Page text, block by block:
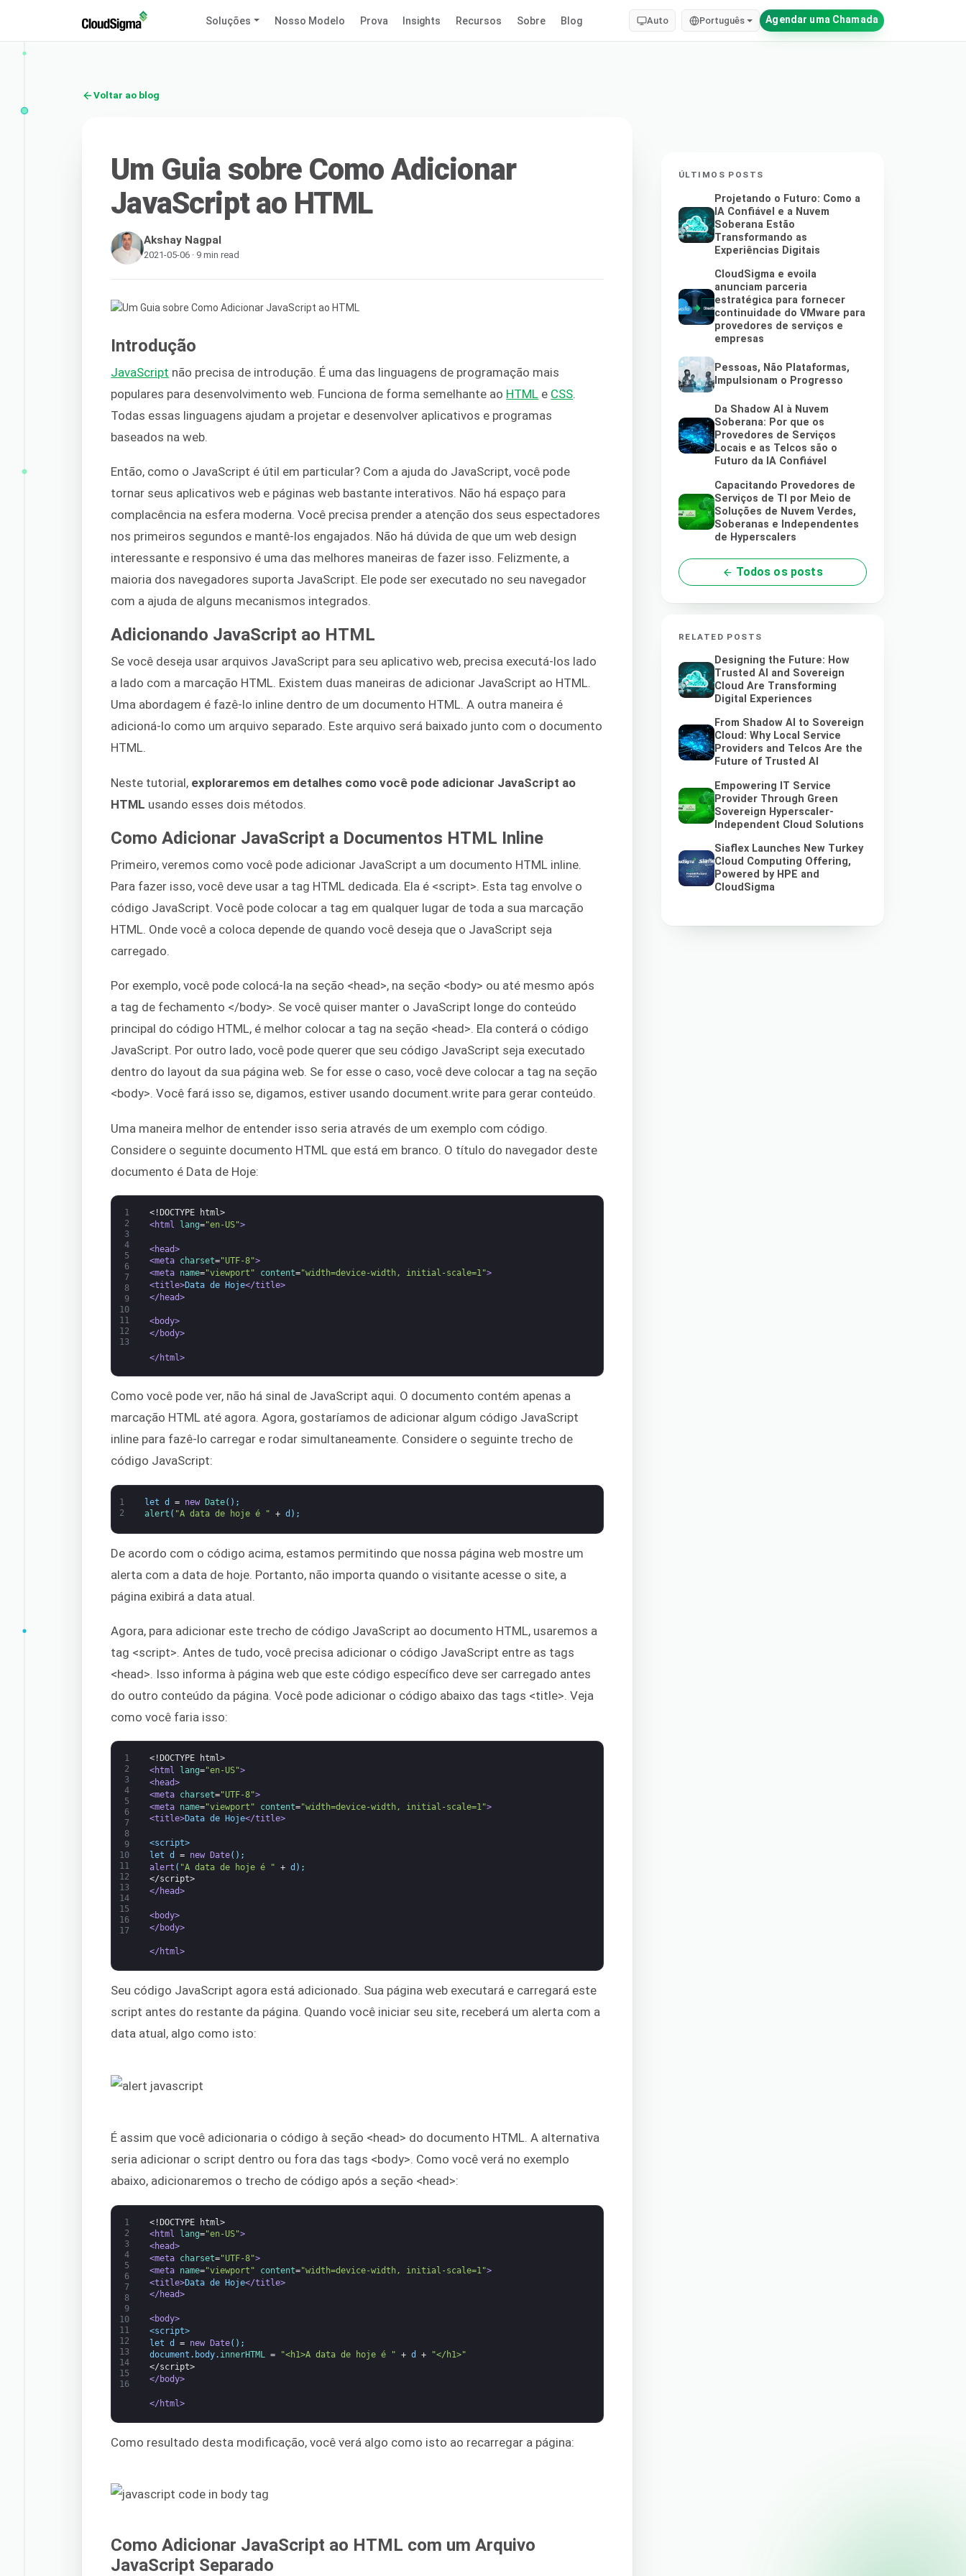
Soluções Nosso Modelo Prova Insights Recursos Sobre Blog Auto Português Agendar uma Chamada
Voltar ao blog
Um Guia sobre Como Adicionar
JavaScript ao HTML
Akshay Nagpal
2021-05-06 · 9 min read
Introdução
JavaScript não precisa de introdução. É uma das linguagens de programação mais
populares para desenvolvimento web. Funciona de forma semelhante ao HTML e CSS
Todas essas linguagens ajudam a projetar e desenvolver aplicativos e programas
baseados na web.
Então, como o JavaScript é útil em particular? Com a ajuda do JavaScript, você pode
tornar seus aplicativos web e páginas web bastante interativos. Não há espaço para
complacência na esfera moderna. Você precisa prender a atenção dos seus espectadores
nos primeiros segundos e mantê-los engajados. Não há dúvida de que um web design
interessante e responsivo é uma das melhores maneiras de fazer isso. Felizmente, a
maioria dos navegadores suporta JavaScript. Ele pode ser executado no seu navegador
com a ajuda de alguns mecanismos integrados.
Adicionando JavaScript ao HTML
Se você deseja usar arquivos JavaScript para seu aplicativo web, precisa executá-los lado
a lado com a marcação HTML. Existem duas maneiras de adicionar JavaScript ao HTML.
Uma abordagem é fazê-lo inline dentro de um documento HTML. A outra maneira é
adicioná-lo como um arquivo separado. Este arquivo será baixado junto com o documento
HTML.
Neste tutorial, exploraremos em detalhes como você pode adicionar JavaScript ao
HTML usando esses dois métodos.
Como Adicionar JavaScript a Documentos HTML Inline
Primeiro, veremos como você pode adicionar JavaScript a um documento HTML inline.
Para fazer isso, você deve usar a tag HTML dedicada. Ela é <script>. Esta tag envolve o
código JavaScript. Você pode colocar a tag em qualquer lugar de toda a sua marcação
HTML. Onde você a coloca depende de quando você deseja que o JavaScript seja
carregado.
Por exemplo, você pode colocá-la na seção <head>, na seção <body> ou até mesmo após
a tag de fechamento </body>. Se você quiser manter o JavaScript longe do conteúdo
principal do código HTML, é melhor colocar a tag na seção <head>. Ela conterá o código
JavaScript. Por outro lado, você pode querer que seu código JavaScript seja executado
dentro do layout da sua página web. Se for esse o caso, você deve colocar a tag na seção
<body>. Você fará isso se, digamos, estiver usando document.write para gerar conteúdo.
Uma maneira melhor de entender isso seria através de um exemplo com código.
Considere o seguinte documento HTML que está em branco. O título do navegador deste
documento é Data de Hoje:
1
2
3
4
5
6
7
8
9
10
11
12
13
<!DOCTYPE html>
<html
lang="en-US">
<head>
<meta charset="UTF-8">
<meta name="viewport" content="width=device-width, initial-scale=1">
<title>Data de Hoje</title>
</head>
<body>
</body>
</html>
Como você pode ver, não há sinal de JavaScript aqui. O documento contém apenas a
marcação HTML até agora. Agora, gostaríamos de adicionar algum código JavaScript
inline para fazê-lo carregar e rodar simultaneamente. Considere o seguinte trecho de
código JavaScript:
1
2
let d = new Date( ) ;
alert ( "A data de hoje é " + d ) ;
De acordo com o código acima, estamos permitindo que nossa página web mostre um
alerta com a data de hoje. Portanto, não importa quando o visitante acesse o site, a
página exibirá a data atual.
Agora, para adicionar este trecho de código JavaScript ao documento HTML, usaremos a
tag <script>. Antes de tudo, você precisa adicionar o código JavaScript entre as tags
<head>. Isso informa à página web que este código específico deve ser carregado antes
do outro conteúdo da página. Você pode adicionar o código abaixo das tags <title>. Veja
como você faria isso:
1
2
3
4
5
6
7
8
9
10
11
12
13
14
15
16
17
<!DOCTYPE html>
<html
lang="en-US">
<head>
<meta charset="UTF-8">
<meta name="viewport" content="width=device-width, initial-scale=1">
<title>Data de Hoje</title>
<script>
let d = new Date( ) ;
alert ( "A data de hoje é " + d ) ;
</script>
</head>
<body>
</body>
</html>
Seu código JavaScript agora está adicionado. Sua página web executará e carregará este
script antes do restante da página. Quando você iniciar seu site, receberá um alerta com a
data atual, algo como isto:
É assim que você adicionaria o código à seção <head> do documento HTML. A alternativa
seria adicionar o script dentro ou fora das tags <body>. Como você verá no exemplo
abaixo, adicionaremos o trecho de código após a seção <head>:
1
2
3
4
5
6
7
8
9
10
11
12
13
14
15
16
<!DOCTYPE html>
<html
lang="en-US">
<head>
<meta charset="UTF-8">
<meta name="viewport" content="width=device-width, initial-scale=1">
<title>Data de Hoje</title>
</head>
<body>
<script>
let d = new Date( ) ;
document . body. innerHTML = "<h1>A data de hoje é " + d +
"</h1>"
</script>
</body>
</html>
Como resultado desta modificação, você verá algo como isto ao recarregar a página:
Como Adicionar JavaScript ao HTML com um Arquivo
JavaScript Separado
ÚLTIMOS POSTS
Projetando o Futuro: Como a
IA Confiável e a Nuvem
Soberana Estão
Transformando as
Experiências Digitais
CloudSigma e evoila
anunciam parceria
estratégica para fornecer
continuidade do VMware para
provedores de serviços e
empresas
Pessoas, Não Plataformas,
Impulsionam o Progresso
Da Shadow AI à Nuvem
Soberana: Por que os
Provedores de Serviços
Locais e as Telcos são o
Futuro da IA Confiável
Capacitando Provedores de
Serviços de TI por Meio de
Soluções de Nuvem Verdes,
Soberanas e Independentes
de Hyperscalers
Todos os posts
RELATED POSTS
Designing the Future: How
Trusted AI and Sovereign
Cloud Are Transforming
Digital Experiences
From Shadow AI to Sovereign
Cloud: Why Local Service
Providers and Telcos Are the
Future of Trusted AI
Empowering IT Service
Provider Through Green
Sovereign Hyperscaler-
Independent Cloud Solutions
Siaflex Launches New Turkey
Cloud Computing Offering,
Powered by HPE and
CloudSigma